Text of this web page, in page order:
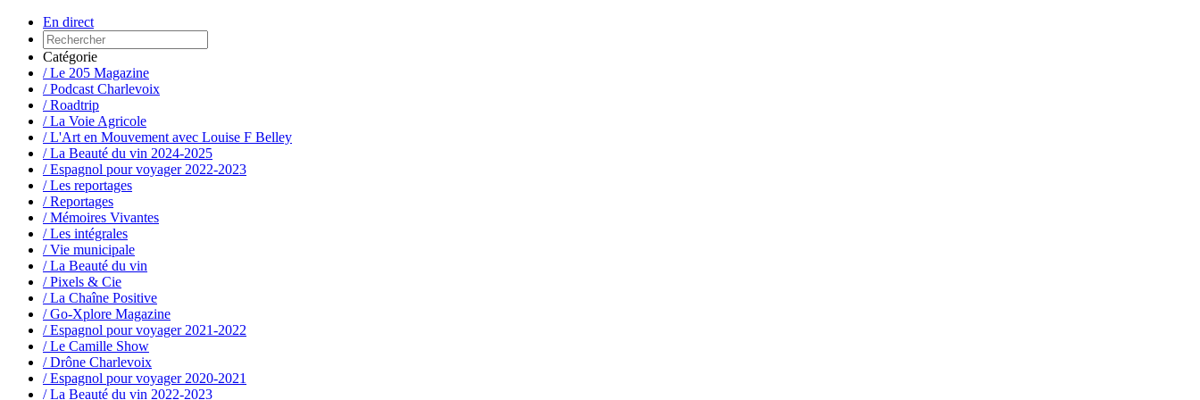
En direct
Catégorie
/ Le 205 Magazine
/ Podcast Charlevoix
/ Roadtrip
/ La Voie Agricole
/ L'Art en Mouvement avec Louise F Belley
/ La Beauté du vin 2024-2025
/ Espagnol pour voyager 2022-2023
/ Les reportages
/ Reportages
/ Mémoires Vivantes
/ Les intégrales
/ Vie municipale
/ La Beauté du vin
/ Pixels & Cie
/ La Chaîne Positive
/ Go-Xplore Magazine
/ Espagnol pour voyager 2021-2022
/ Le Camille Show
/ Drône Charlevoix
/ Espagnol pour voyager 2020-2021
/ La Beauté du vin 2022-2023